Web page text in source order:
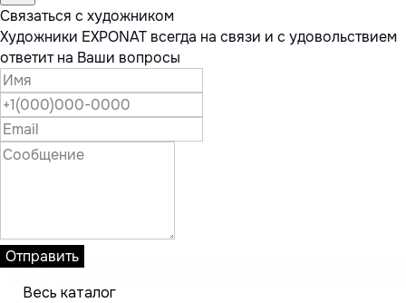
Связаться с художником
Художники EXPONAT всегда на связи и с удовольствием
ответит на Ваши вопросы
Отправить
Весь каталог